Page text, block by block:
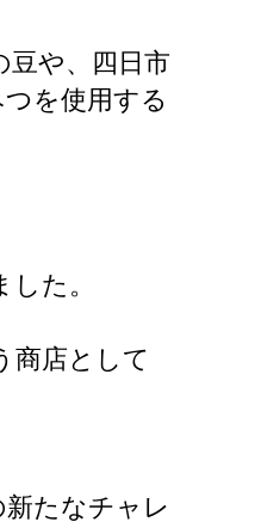
豆や、四日市
を使用する
た。
商店として
新たなチャレ